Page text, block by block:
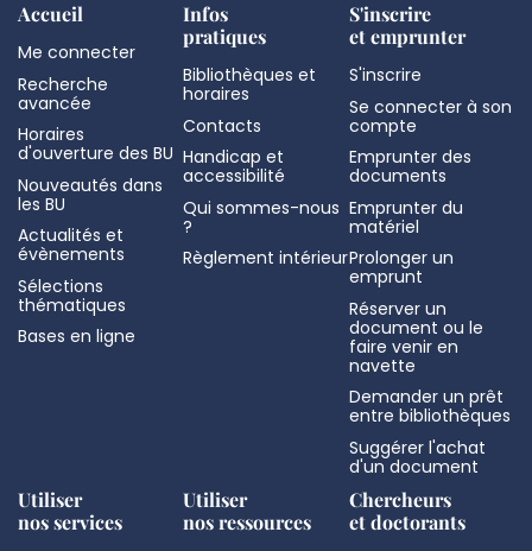
Accueil
Me connecter
Recherche
avancée
Horaires
d'ouverture des BU
Nouveautés dans
les BU
Actualités et
évènements
Sélections
thématiques
Bases en ligne
Infos
pratiques
Bibliothèques et
horaires
Contacts
Handicap et
accessibilité
Qui sommes-nous
?
Règlement intérieur
S'inscrire
et emprunter
S'inscrire
Se connecter à son
compte
Emprunter des
documents
Emprunter du
matériel
Prolonger un
emprunt
Réserver un
document ou le
faire venir en
navette
Demander un prêt
entre bibliothèques
Suggérer l'achat
d'un document
Utiliser
nos services
Utiliser
nos ressources
Chercheurs
et doctorants